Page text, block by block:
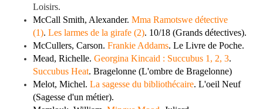
Loisirs.
McCall Smith, Alexander. Mma Ramotswe détective
(1). Les larmes de la girafe (2). 10/18 (Grands détectives).
McCullers, Carson. Frankie Addams. Le Livre de Poche.
Mead, Richelle. Georgina Kincaid : Succubus 1, 2, 3.
Succubus Heat. Bragelonne (L'ombre de Bragelonne)
Melot, Michel. La sagesse du bibliothécaire. L'oeil Neuf
(Sagesse d'un métier).